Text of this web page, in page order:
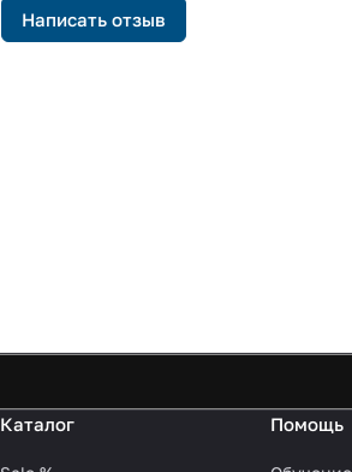
Написать отзыв
Каталог Помощь